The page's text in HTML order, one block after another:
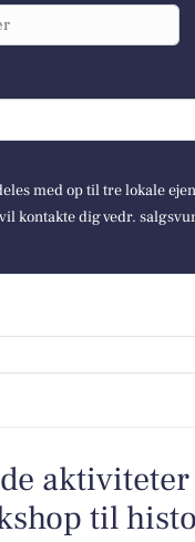
med op til tre lokale
kontakte dig vedr.
til